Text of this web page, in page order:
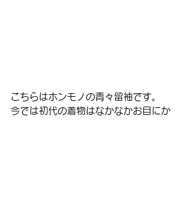
こちらはホンモノの青々留袖です。
今では初代の着物はなかなかお目にか